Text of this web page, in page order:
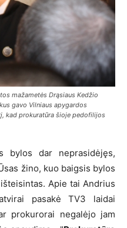
mažametės Drąsiaus Kedžio
gavo Vilniaus apygardos
kad prokuratūra šioje pedofilijos
bylos dar neprasidėjęs,
žino, kuo baigsis bylos
Apie tai Andrius
pasakė TV3 laidai
prokurorai negalėjo jam